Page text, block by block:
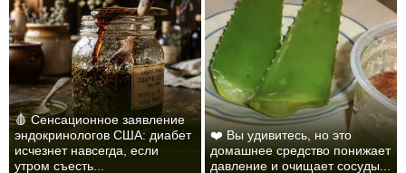
🩸 Сенсационное заявление
эндокринологов США: диабет
исчезнет навсегда, если
утром съесть...
❤️ Вы удивитесь, но это
домашнее средство понижает
давление и очищает сосуды...